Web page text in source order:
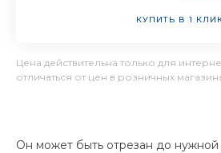
КУПИТЬ В 1
Цена действительна только для
отличаться от цен в розничных
Он может быть отрезан до